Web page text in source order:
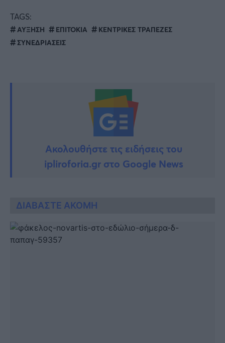
TAGS:
ΑΥΞΗΣΗ ΕΠΙΤΟΚΙΑ
ΚΕΝΤΡΙΚΕΣ ΤΡΑΠΕΖΕΣ
ΣΥΝΕΔΡΙΑΣΕΙΣ
Ακολουθήστε τις ειδήσεις του
ipliroforia.gr στο Google News
ΔΙΑΒΑΣΤΕ ΑΚΟΜΗ